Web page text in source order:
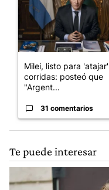
Milei, listo para 'atajar'
corridas: posteó que
"Argent...
31 comentarios